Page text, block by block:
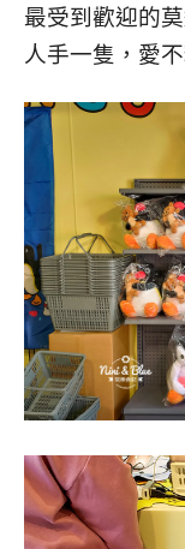
最受到歡迎的
人手一隻，愛